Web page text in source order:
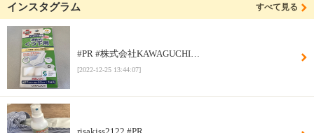
インスタグラム すべて見る
#PR #株式会社KAWAGUCHI…
[2022-12-25 13:44:07]